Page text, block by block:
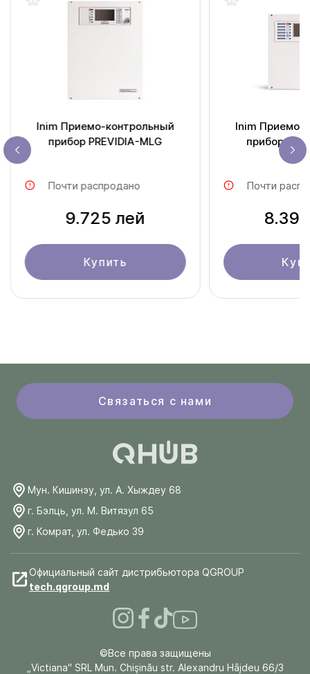
Inim Приемо-контрольный
прибор PREVIDIA-MLG
Почти распродано
9.725 лей
Купить
Inim Приемо-
прибор
Почти
Связаться с нами
Мун. Кишинэу, ул. А. Хыждеу 68
г. Бэлць, ул. М. Витязул 65
г. Комрат, ул. Федько 39
Официальный сайт дистрибьютора QGROUP
tech.qgroup.md
©Все права защищены
„Victiana" SRL Mun. Chişinău str. Alexandru Hâjdeu 66/3